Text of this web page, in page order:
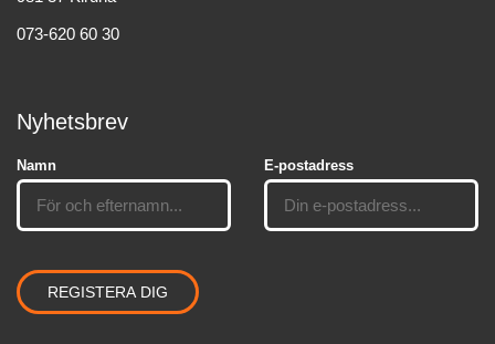
073-620 60 30
Nyhetsbrev
Namn E-postadress